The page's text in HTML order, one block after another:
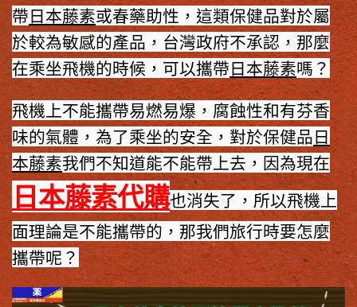
帶日本藤素或春藥助性，這類保健品對於屬
於較為敏感的產品，台灣政府不承認，那麼
在乘坐飛機的時候，可以攜帶日本藤素嗎？
飛機上不能攜帶易燃易爆，腐蝕性和有芬香
味的氣體，為了乘坐的安全，對於保健品日
本藤素我們不知道能不能帶上去，因為現在
日本藤素代購也消失了，所以飛機上
面理論是不能攜帶的，那我們旅行時要怎麼
攜帶呢？